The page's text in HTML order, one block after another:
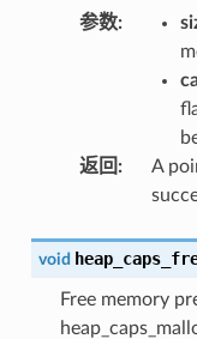
参数:
返回 :
A
void
Free memory